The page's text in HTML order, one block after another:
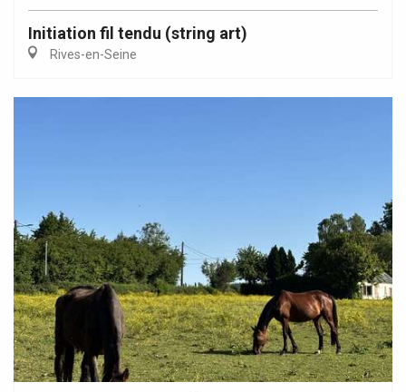
Initiation fil tendu (string art)
Rives-en-Seine